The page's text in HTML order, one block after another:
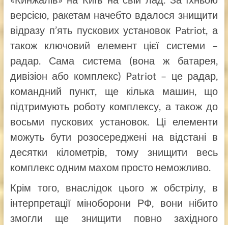
версією, ракетам начебто вдалося знищити
відразу п’ять пускових установок Patriot, а
також ключовий елемент цієї системи –
радар. Сама система (вона ж батарея,
дивізіон або комплекс) Patriot – це радар,
командний пункт, ще кілька машин, що
підтримують роботу комплексу, а також до
восьми пускових установок. Ці елементи
можуть бути розосереджені на відстані в
десятки кілометрів, тому знищити весь
комплекс одним махом просто неможливо.
Крім того, внаслідок цього ж обстрілу, в
інтерпретації міноборони РФ, вони нібито
змогли ще знищити повно західного